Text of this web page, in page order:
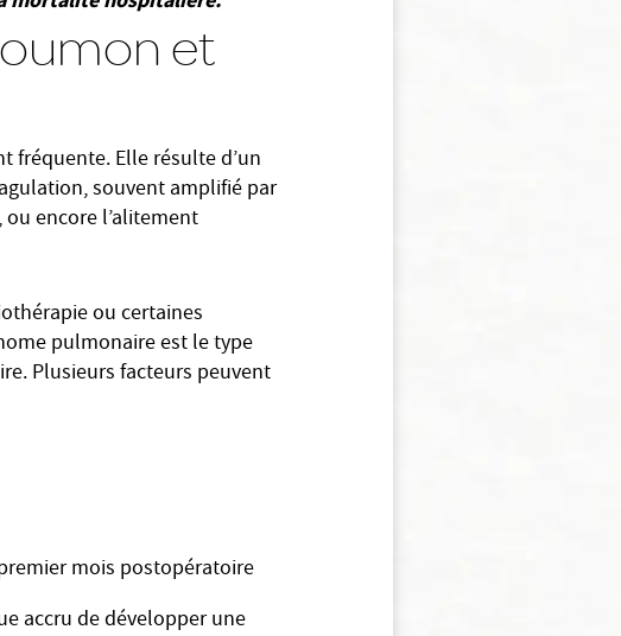
et
fréquente. Elle résulte d’un
souvent amplifié par
encore l’alitement
ou certaines
pulmonaire est le type
Plusieurs facteurs peuvent
mois postopératoire
accru de développer une